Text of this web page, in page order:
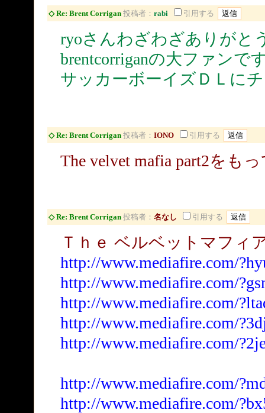
◇ Re: Brent Corrigan 投稿者： rabi 引用する
ryoさんわざわざありがと
brentcorriganの大ファンで
サッカーボーイズＤＬに
◇ Re: Brent Corrigan 投稿者： IONO 引用する
The velvet mafia part2をも
◇ Re: Brent Corrigan 投稿者： 名なし 引用する
Ｔｈｅ ベルベットマフィ
http://www.mediafire.com/
http://www.mediafire.com/
http://www.mediafire.com/
http://www.mediafire.com/
http://www.mediafire.com/
http://www.mediafire.com/
http://www.mediafire.com/